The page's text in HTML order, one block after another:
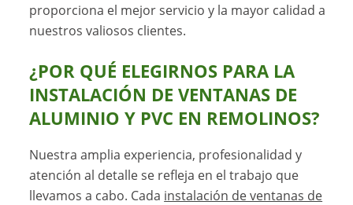
proporciona el mejor servicio y la mayor calidad a
nuestros valiosos clientes.
¿POR QUÉ ELEGIRNOS PARA LA
INSTALACIÓN DE VENTANAS DE
ALUMINIO Y PVC EN REMOLINOS?
Nuestra amplia experiencia, profesionalidad y
atención al detalle se refleja en el trabajo que
llevamos a cabo. Cada instalación de ventanas de